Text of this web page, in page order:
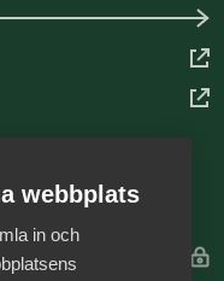
webbplats
in och